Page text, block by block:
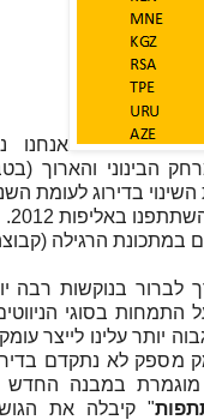
אנחנו
הבינוני והארוך
בדירוג לעומת
הרגילה (קבוצה של 3
לברור בנוקשות
בסוגי
יותר עלינו לייצר
מספק לא נתקדם
מוגמרת במבנה החדש
" קיבלה את